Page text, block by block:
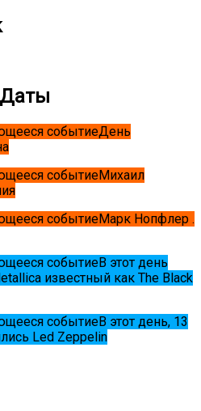
событиеДень
событиеМихаил
событиеМарк Нопфлер .
событиеВ этот день
известный как The Black
событиеВ этот день, 13
Led Zeppelin